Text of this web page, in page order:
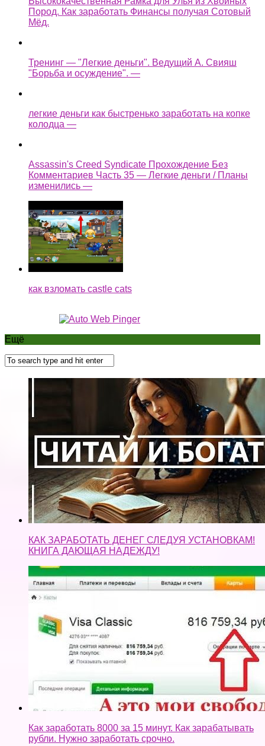
Пород. Как заработать Финансы получая Сотовый
Мёд.
Тренинг — "Легкие деньги". Ведущий А. Свияш
"Борьба и осуждение". —
легкие деньги как быстренько заработать на копке
колодца —
Assassin's Creed Syndicate Прохождение Без
Комментариев Часть 35 — Легкие деньги / Планы
изменились —
как взломать castle cats
Ещё
КАК ЗАРАБОТАТЬ ДЕНЕГ СЛЕДУЯ УСТАНОВКАМ!
КНИГА ДАЮЩАЯ НАДЕЖДУ!
Как заработать 8000 за 15 минут. Как зарабатывать
рубли. Нужно заработать срочно.